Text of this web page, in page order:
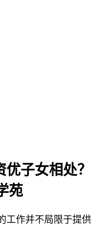
子女相处？
苑
工作并不局限于提供